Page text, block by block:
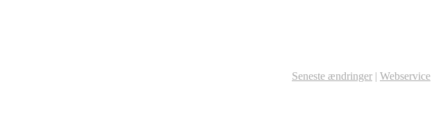
Seneste ændringer | Webservice